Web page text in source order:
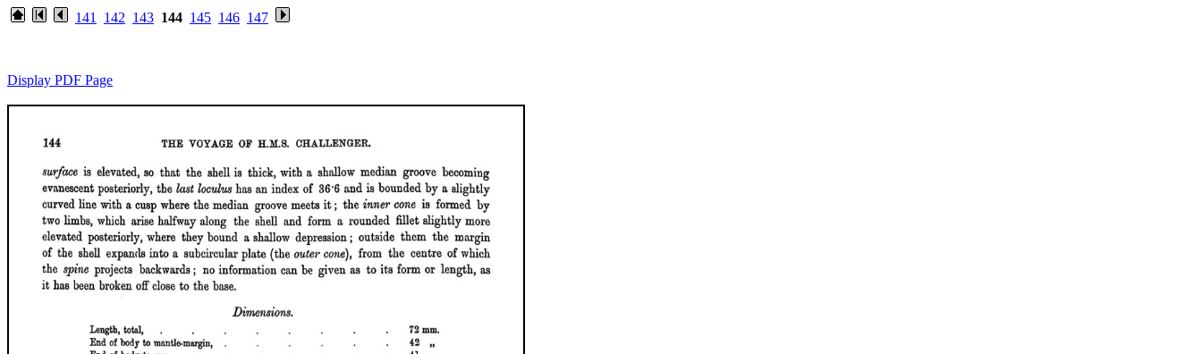
141 142 143 144 145 146 147
Display PDF Page